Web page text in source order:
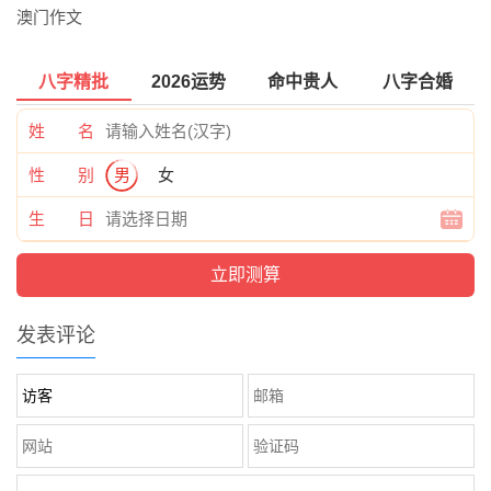
澳门作文
八字精批 2026运势 命中贵人 八字合婚
姓 名
性 别 男 女
生 日
发表评论